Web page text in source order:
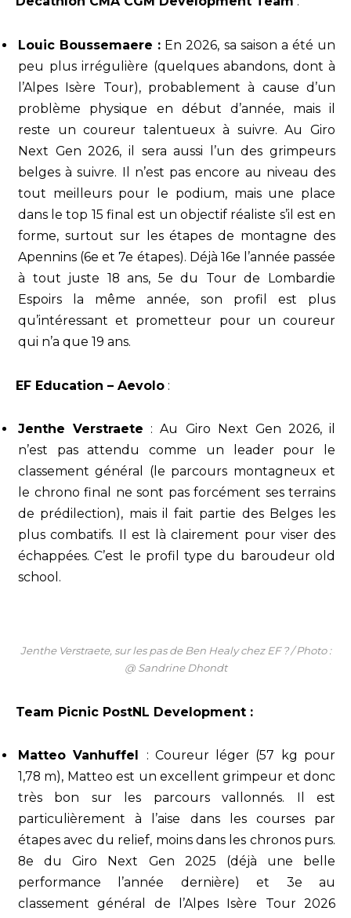
Louic Boussemaere : En 2026, sa saison a été un
peu plus irrégulière (quelques abandons, dont à
l’Alpes Isère Tour), probablement à cause d’un
problème physique en début d’année, mais il
reste un coureur talentueux à suivre. Au Giro
Next Gen 2026, il sera aussi l’un des grimpeurs
belges à suivre. Il n’est pas encore au niveau des
tout meilleurs pour le podium, mais une place
dans le top 15 final est un objectif réaliste s’il est en
forme, surtout sur les étapes de montagne des
Apennins (6e et 7e étapes). Déjà 16e l’année passée
à tout juste 18 ans, 5e du Tour de Lombardie
Espoirs la même année, son profil est plus
qu’intéressant et prometteur pour un coureur
qui n’a que 19 ans.
EF Education – Aevolo :
Jenthe Verstraete : Au Giro Next Gen 2026, il
n’est pas attendu comme un leader pour le
classement général (le parcours montagneux et
le chrono final ne sont pas forcément ses terrains
de prédilection), mais il fait partie des Belges les
plus combatifs. Il est là clairement pour viser des
échappées. C’est le profil type du baroudeur old
school.
Jenthe Verstraete, sur les pas de Ben Healy chez EF ? / Photo :
@ Sandrine Dhondt
Team Picnic PostNL Development :
Matteo Vanhuffel : Coureur léger (57 kg pour
1,78 m), Matteo est un excellent grimpeur et donc
très bon sur les parcours vallonnés. Il est
particulièrement à l’aise dans les courses par
étapes avec du relief, moins dans les chronos purs.
8e du Giro Next Gen 2025 (déjà une belle
performance l’année dernière) et 3e au
classement général de l’Alpes Isère Tour 2026